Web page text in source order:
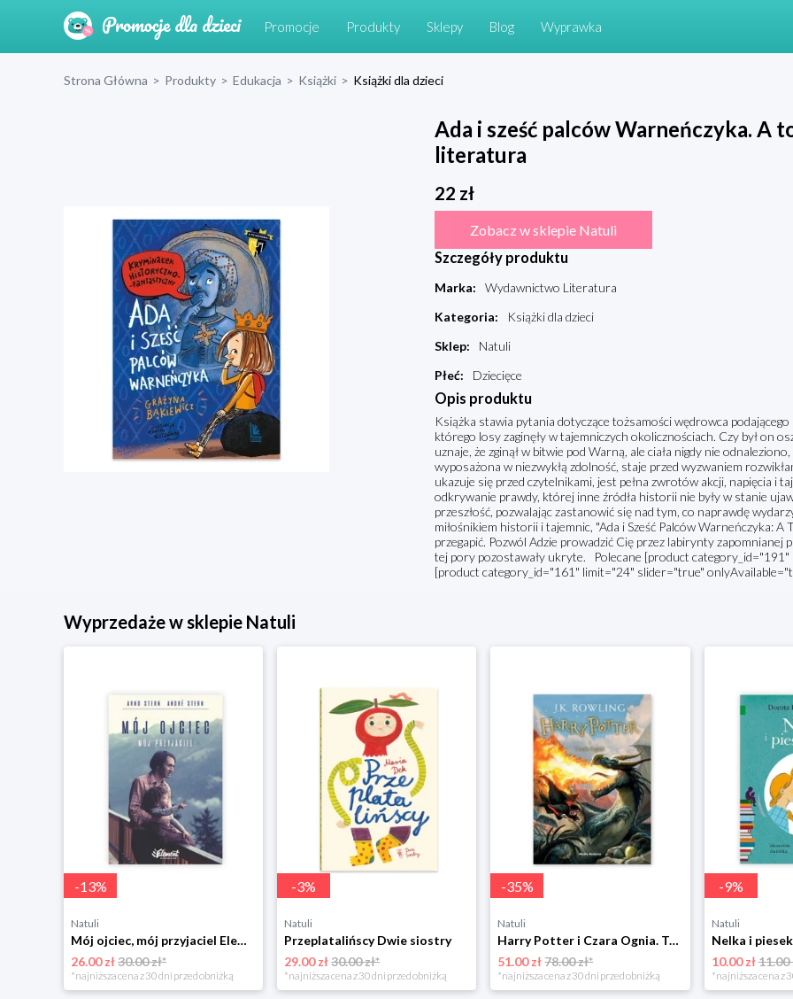
Promocje Produkty Sklepy Blog Wyprawka
Strona Główna > Produkty > Edukacja > Książki > Książki dla dzieci
Ada i sześć palców Warneńczyka. A
literatura
22 zł
Zobacz w sklepie Natuli
Szczegóły produktu
Marka:
Wydawnictwo Literatura
Kategoria:
Książki dla dzieci
Sklep:
Natuli
Płeć: Dziecięce
Opis produktu
Książka stawia pytania dotyczące tożsamości wędrowca podającego
którego losy zaginęły w tajemniczych okolicznościach. Czy był on
uznaje, że zginął w bitwie pod Warną, ale ciała nigdy nie
wyposażona w niezwykłą zdolność, staje przed wyzwaniem
ukazuje się przed czytelnikami, jest pełna zwrotów akcji, napięcia i
odkrywanie prawdy, której inne źródła historii nie były w stanie
przeszłość, pozwalając zastanowić się nad tym, co naprawdę
miłośnikiem historii i tajemnic, "Ada i Sześć Palców Warneńczyka:
przegapić. Pozwól Adzie prowadzić Cię przez labirynty zapomnianej
tej pory pozostawały ukryte. Polecane [product
[product category_id="161" limit="24" slider="true"
Wyprzedaże w sklepie Natuli
-13%
Natuli
Mój ojciec, mój przyjaciel Element
26.00 zł30.00 zł*
*najniższa cena z 30 dni przed obniżką
-3%
Natuli
Przeplatalińscy Dwie siostry
29.00 zł30.00 zł*
*najniższa cena z 30 dni przed obniżką
-35%
Natuli
Harry Potter i Czara Ognia. Tom 4 Media rodzina
51.00 zł78.00 zł*
*najniższa cena z 30 dni przed obniżką
-9%
Natuli
10.00 zł11.00
*najniższa cena z